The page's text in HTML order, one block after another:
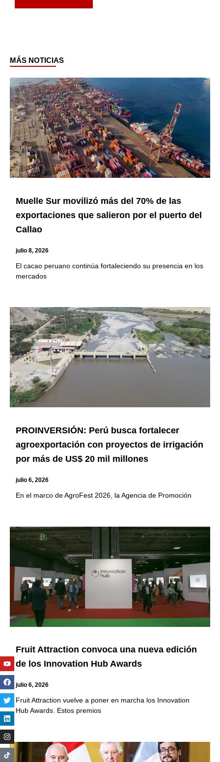
MÁS NOTICIAS
Muelle Sur movilizó más del 70% de las
exportaciones que salieron por el puerto del
Callao
julio 8, 2026
El cacao peruano continúa fortaleciendo su presencia en los
mercados
PROINVERSIÓN: Perú busca fortalecer
agroexportación con proyectos de irrigación
por más de US$ 20 mil millones
julio 6, 2026
En el marco de AgroFest 2026, la Agencia de Promoción
Fruit Attraction convoca una nueva edición
de los Innovation Hub Awards
julio 6, 2026
Fruit Attraction vuelve a poner en marcha los Innovation
Hub Awards. Estos premios
PagePage
Youtube
Facebook
Twitter
Linkedin
Instagram